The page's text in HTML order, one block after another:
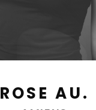
ROSE AU.